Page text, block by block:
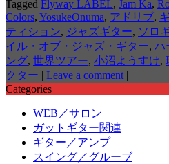
Tagged Flyway LABEL, Jam Ka,
Colors, YosukeOnuma, アドリブ,
ティション, ジャズギター, ソロ
イル・オブ・ジャズ・ギター, ハ
ング, 世界ツアー, 小沼ようすけ,
クター | Leave a comment |
Categories
WEB／サロン
ガットギター関連
ギター／アンプ
スイング／グルーブ